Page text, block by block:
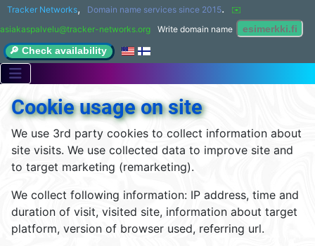
Tracker Networks, Domain name services since 2015.
✉️
asiakaspalvelu@tracker-networks.org
Write domain name
🔎 Check availability
Cookie usage on site
We use 3rd party cookies to collect information about
site visits. We use collected data to improve site and
to target marketing (remarketing).
We collect following information: IP address, time and
duration of visit, visited site, information about target
platform, version of browser used, referring url.